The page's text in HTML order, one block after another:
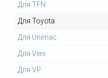
Для TFN
Для Toyota
Для Unimac
Для Veni
Для VP